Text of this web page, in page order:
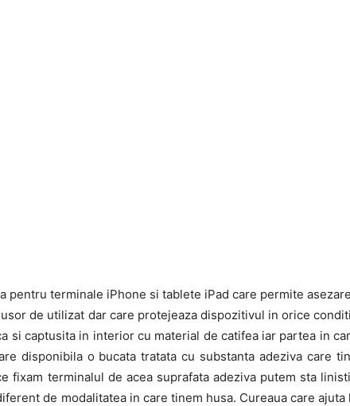
pentru terminale iPhone si tablete iPad care permite
de utilizat dar care protejeaza dispozitivul in orice
si captusita in interior cu material de catifea iar partea in
disponibila o bucata tratata cu substanta adeziva care
fixam terminalul de acea suprafata adeziva putem sta
de modalitatea in care tinem husa. Cureaua care ajuta